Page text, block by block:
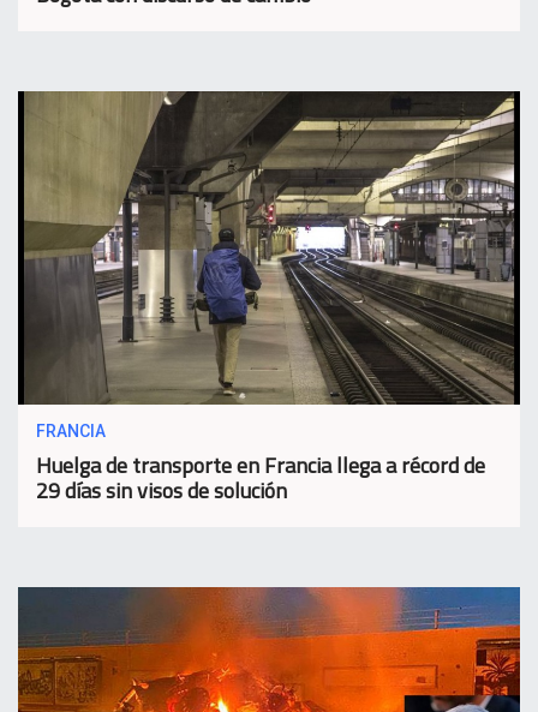
FRANCIA
Huelga de transporte en Francia llega a récord de
29 días sin visos de solución